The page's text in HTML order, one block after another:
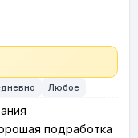
Любое
подработка